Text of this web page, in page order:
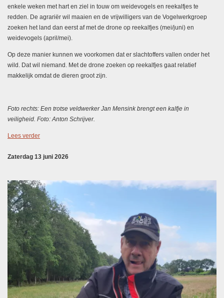
enkele weken met hart en ziel in touw om weidevogels en reekalfjes te
redden. De agrariër wil maaien en de vrijwilligers van de Vogelwerkgroep
zoeken het land dan eerst af met de drone op reekalfjes (mei/juni) en
weidevogels (april/mei).
Op deze manier kunnen we voorkomen dat er slachtoffers vallen onder het
wild. Dat wil niemand. Met de drone zoeken op reekalfjes gaat relatief
makkelijk omdat de dieren groot zijn.
Foto rechts: Een trotse veldwerker Jan Mensink brengt een kalfje in
veiligheid. Foto: Anton Schrijver.
Lees verder
Zaterdag 13 juni 2026